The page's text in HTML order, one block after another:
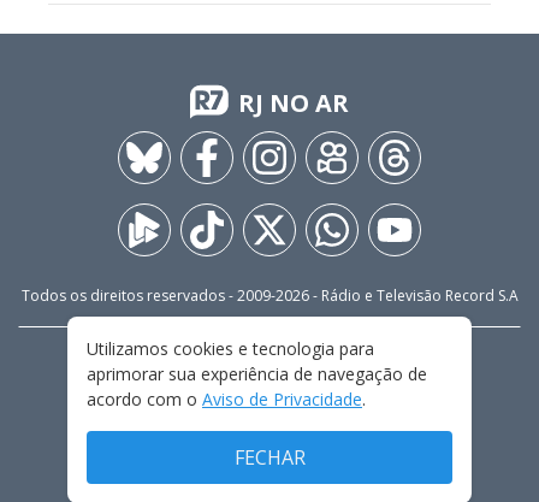
RJ NO AR
Todos os direitos reservados - 2009-2026- Rádio e Televisão Record S.A
FALE CONOSCO
PRIVACIDADE
TERMOS E CONDIÇÕES DE USO
Utilizamos cookies e tecnologia para
aprimorar sua experiência de navegação de
acordo com o Aviso de Privacidade.
FECHAR